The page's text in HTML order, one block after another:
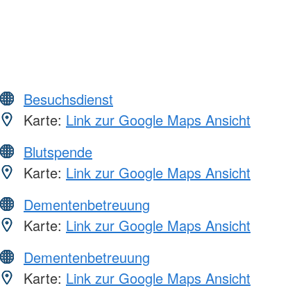
Besuchsdienst
Karte: Link zur Google Maps Ansicht
Blutspende
Karte: Link zur Google Maps Ansicht
Dementenbetreuung
Karte: Link zur Google Maps Ansicht
Dementenbetreuung
Karte: Link zur Google Maps Ansicht